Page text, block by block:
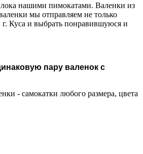
нашими пимокатами. Валенки из
мы отправляем не только
Куса и выбрать понравившуюся и
пару валенок с
- самокатки любого размера, цвета